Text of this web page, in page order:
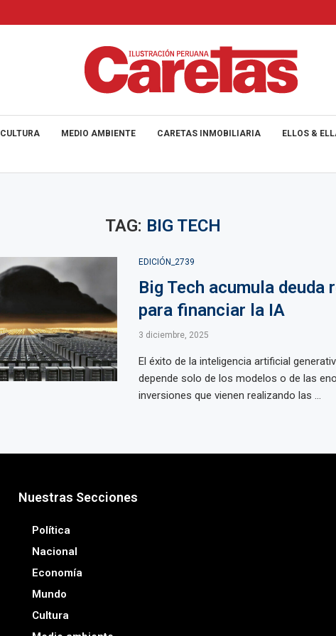
CULTURA MEDIO AMBIENTE CARETAS INMOBILIARIA ELLOS &
TAG: BIG TECH
EDICIÓN_2739
Big Tech acumula deuda
para financiar la IA
3 diciembre, 2025
El éxito de la inteligencia artificial
depende solo de los modelos o de las
inversiones que vienen realizando las ...
Nuestras Secciones
Política
Nacional
Economía
Mundo
Cultura